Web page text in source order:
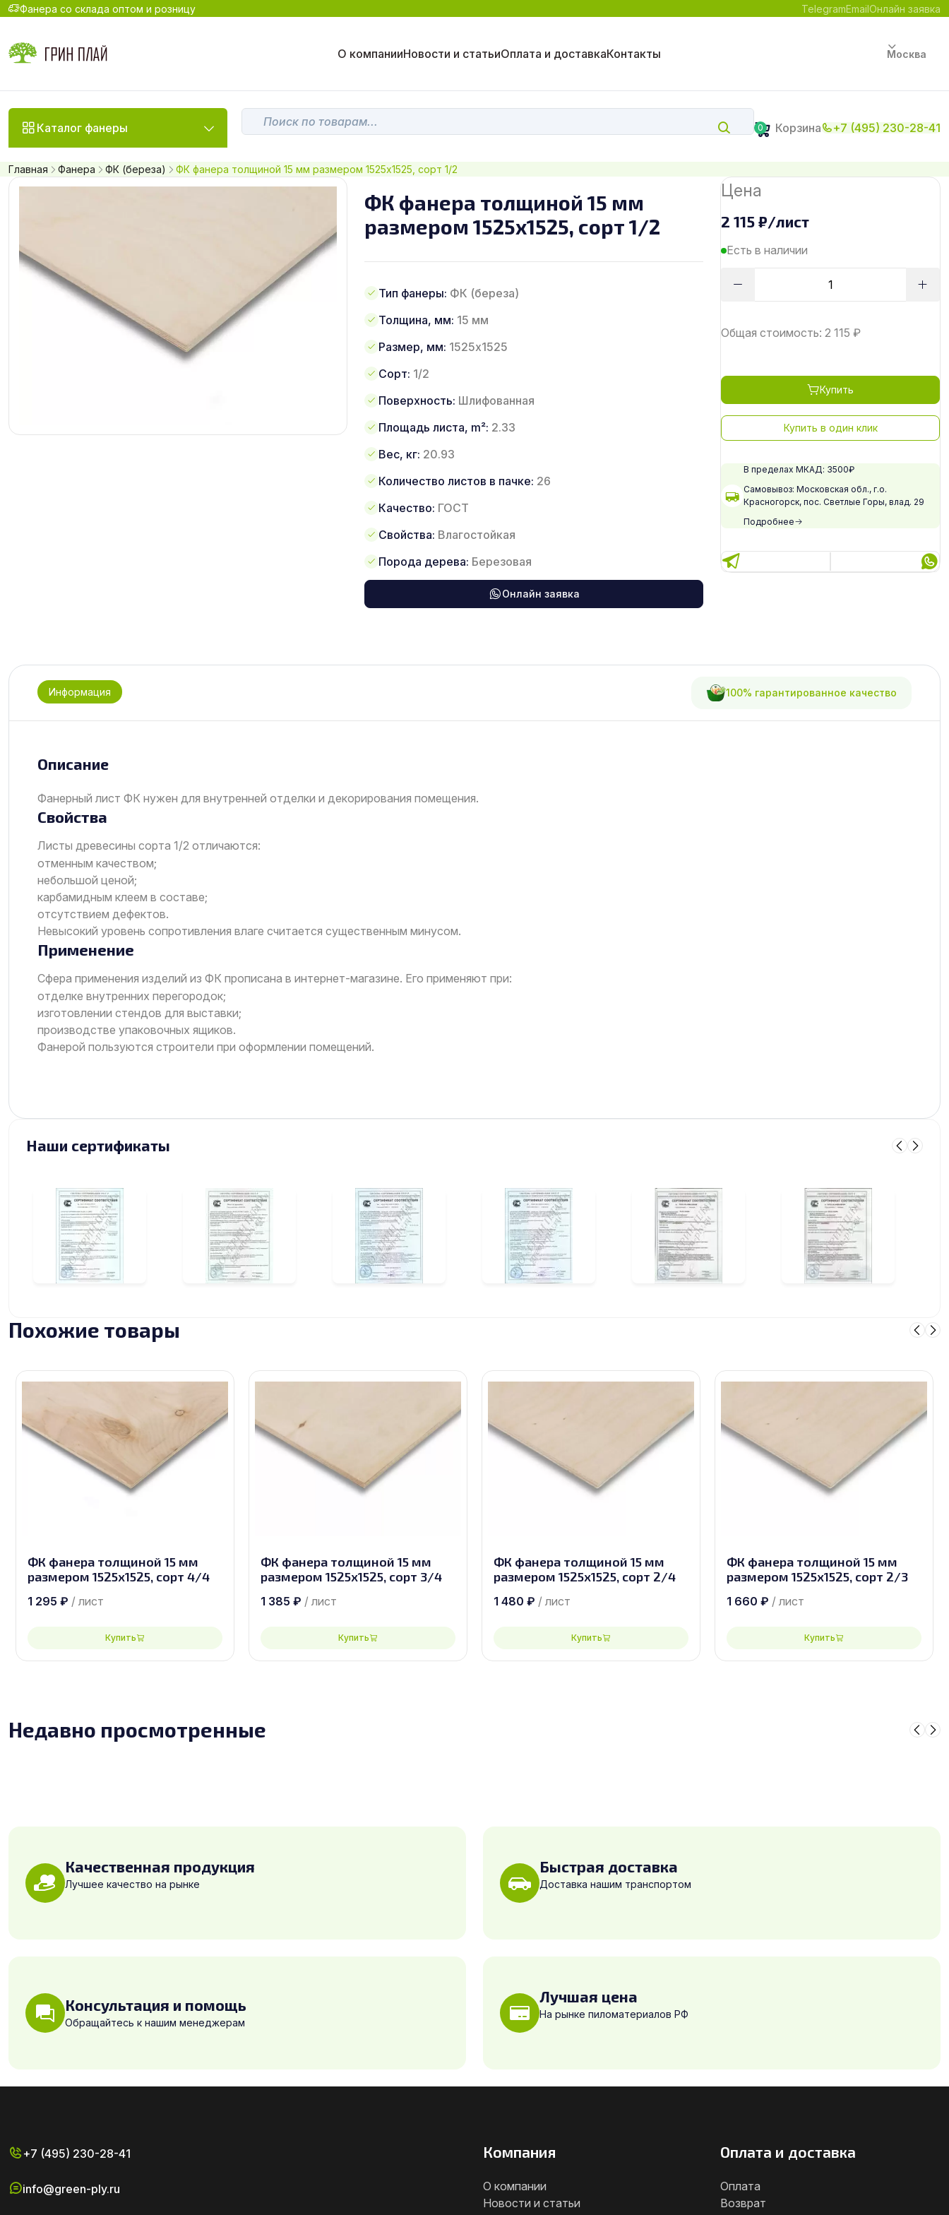
Фанера со склада оптом и розницу TelegramEmailОнлайн заявка
О компанииНовости и статьиОплата и доставкаКонтакты Москва
Каталог фанеры 0 Корзина +7 (495) 230-28-41
Главная Фанера ФК (береза) ФК фанера толщиной 15 мм размером 1525х1525, сорт 1/2
ФК фанера толщиной 15 мм
размером 1525х1525, сорт 1/2
Тип фанеры: ФК (береза)
Толщина, мм: 15 мм
Размер, мм: 1525х1525
Сорт: 1/2
Поверхность: Шлифованная
Площадь листа, m²: 2.33
Вес, кг: 20.93
Количество листов в пачке: 26
Качество: ГОСТ
Свойства: Влагостойкая
Порода дерева: Березовая
Онлайн заявка
Цена
2 115 ₽/лист
Есть в наличии
Общая стоимость: 2 115 ₽
Купить
Купить в один клик
В пределах МКАД: 3500₽
Самовывоз: Московская обл., г.о.
Красногорск, пос. Светлые Горы, влад. 29
Подробнее
Информация 100% гарантированное качество
Описание
Фанерный лист ФК нужен для внутренней отделки и декорирования помещения.
Свойства
Листы древесины сорта 1/2 отличаются:
отменным качеством;
небольшой ценой;
карбамидным клеем в составе;
отсутствием дефектов.
Невысокий уровень сопротивления влаге считается существенным минусом.
Применение
Сфера применения изделий из ФК прописана в интернет-магазине. Его применяют при:
отделке внутренних перегородок;
изготовлении стендов для выставки;
производстве упаковочных ящиков.
Фанерой пользуются строители при оформлении помещений.
Наши сертификаты
Похожие товары
ФК фанера толщиной 15 мм
размером 1525х1525, сорт 4/4
1 295 ₽ / лист
Купить
ФК фанера толщиной 15 мм
размером 1525х1525, сорт 3/4
1 385 ₽ / лист
Купить
ФК фанера толщиной 15 мм
размером 1525х1525, сорт 2/4
1 480 ₽ / лист
Купить
ФК фанера толщиной 15 мм
размером 1525х1525, сорт 2/3
1 660 ₽ / лист
Купить
Недавно просмотренные
Качественная продукция
Лучшее качество на рынке
Быстрая доставка
Доставка нашим транспортом
Консультация и помощь
Обращайтесь к нашим менеджерам
Лучшая цена
На рынке пиломатериалов РФ
+7 (495) 230-28-41
info@green-ply.ru
Компания
О компании
Новости и статьи
Оплата и доставка
Оплата
Возврат